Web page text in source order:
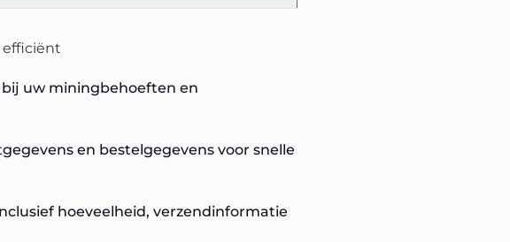
efficiënt
uw miningbehoeften en
en bestelgegevens voor snelle
hoeveelheid, verzendinformatie